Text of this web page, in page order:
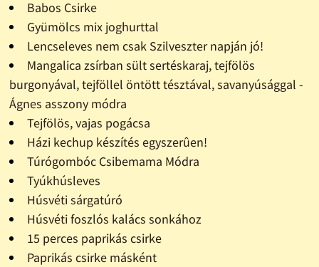
Babos Csirke
Gyümölcs mix joghurttal
Lencseleves nem csak Szilveszter napján jó!
Mangalica zsírban sült sertéskaraj, tejfölös
burgonyával, tejföllel öntött tésztával, savanyúsággal -
Ágnes asszony módra
Tejfölös, vajas pogácsa
Házi kechup készítés egyszerûen!
Túrógombóc Csibemama Módra
Tyúkhúsleves
Húsvéti sárgatúró
Húsvéti foszlós kalács sonkához
15 perces paprikás csirke
Paprikás csirke másként